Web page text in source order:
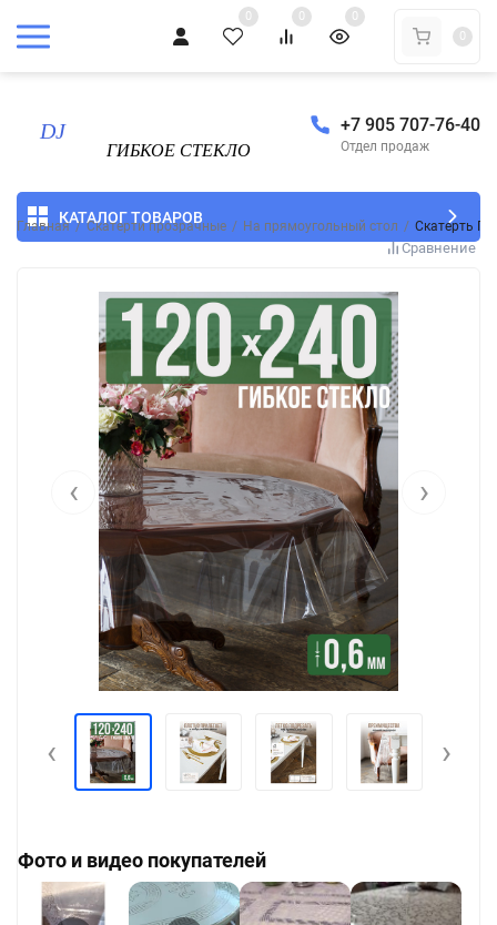
0 0
0
0
+7 905 707-76-40
Отдел продаж
КАТАЛОГ ТОВАРОВ
Главная / Скатерти прозрачные / На прямоугольный стол / Скатерть
Сравнение
‹ ›
‹ ›
Фото и видео покупателей